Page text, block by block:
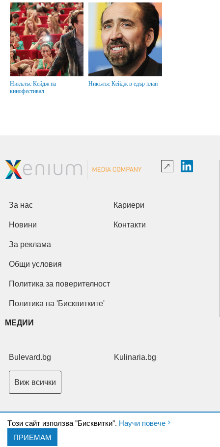
Никълъс Кейдж на
кинофестивал
Никълъс Кейдж в едър план
Tози сайт използва "Бисквитки". Научи повече
ПРИЕМАМ
За нас Кариери
Новини Контакти
За реклама
Общи условия
Политика за поверителност
Политика на 'Бисквитките'
МЕДИИ
Bulevard.bg Kulinaria.bg
Виж всички
Copyright © 2026 Ксениум ООД. Всички права запазени.